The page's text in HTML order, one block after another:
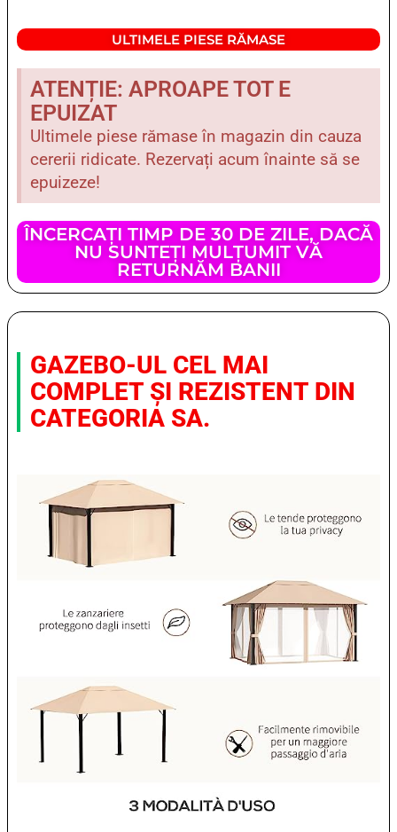
ULTIMELE PIESE RĂMASE
ATENȚIE: APROAPE TOT E
EPUIZAT
Ultimele piese rămase în magazin din cauza
cererii ridicate. Rezervați acum înainte să se
epuizeze!
ÎNCERCAȚI TIMP DE 30 DE ZILE, DACĂ
NU SUNTEȚI MULȚUMIT VĂ
RETURNĂM BANII
GAZEBO-UL CEL MAI
COMPLET ȘI REZISTENT DIN
CATEGORIA SA.